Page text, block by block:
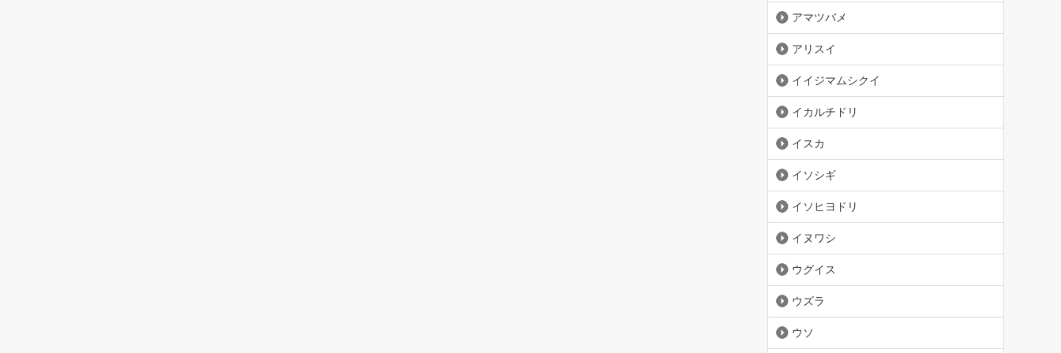
アマツバメ
アリスイ
イイジマムシクイ
イカルチドリ
イスカ
イソシギ
イソヒヨドリ
イヌワシ
ウグイス
ウズラ
ウソ